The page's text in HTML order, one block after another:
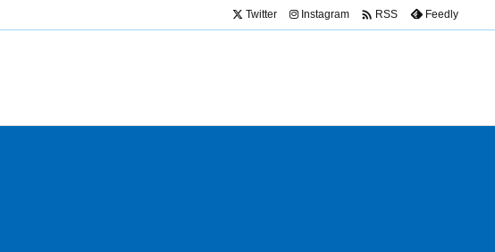
Twitter Instagram  RSS Feedly